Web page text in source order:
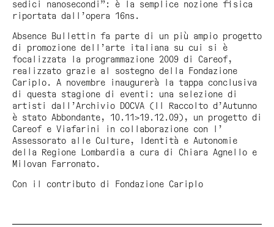
sedici nanosecondi”: è la semplice nozione fisica
riportata dall’opera 16ns.
Absence Bullettin fa parte di un più ampio progetto
di promozione dell’arte italiana su cui si è
focalizzata la programmazione 2009 di Careof,
realizzato grazie al sostegno della Fondazione
Cariplo. A novembre inaugurerà la tappa conclusiva
di questa stagione di eventi: una selezione di
artisti dall’Archivio DOCVA (Il Raccolto d’Autunno
è stato Abbondante, 10.11>19.12.09), un progetto di
Careof e Viafarini in collaborazione con l’
Assessorato alle Culture, Identità e Autonomie
della Regione Lombardia a cura di Chiara Agnello e
Milovan Farronato.
Con il contributo di Fondazione Cariplo